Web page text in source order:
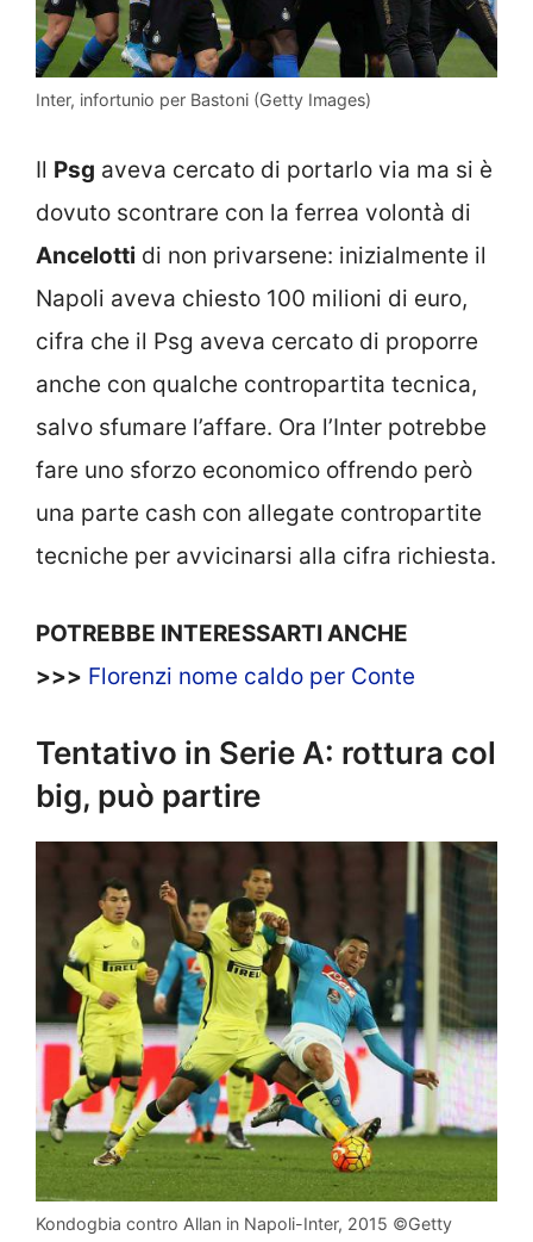
Inter, infortunio per Bastoni (Getty Images)
Il Psg aveva cercato di portarlo via ma si è
dovuto scontrare con la ferrea volontà di
Ancelotti di non privarsene: inizialmente il
Napoli aveva chiesto 100 milioni di euro,
cifra che il Psg aveva cercato di proporre
anche con qualche contropartita tecnica,
salvo sfumare l’affare. Ora l’Inter potrebbe
fare uno sforzo economico offrendo però
una parte cash con allegate contropartite
tecniche per avvicinarsi alla cifra richiesta.
POTREBBE INTERESSARTI ANCHE
>>> Florenzi nome caldo per Conte
Tentativo in Serie A: rottura col
big, può partire
Kondogbia contro Allan in Napoli-Inter, 2015 ©Getty